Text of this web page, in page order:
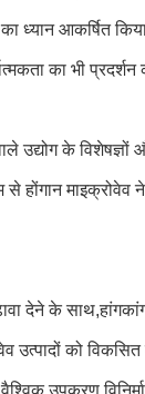
ध्यान आकर्षित
का भी
के विशेषज्ञों
से होंगान
देने के
उत्पादों को
उपकरण